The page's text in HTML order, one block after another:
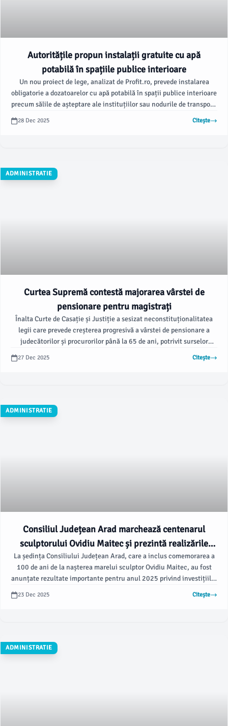
Autoritățile propun instalații gratuite cu apă
potabilă în spațiile publice interioare
Un nou proiect de lege, analizat de Profit.ro, prevede instalarea
obligatorie a dozatoarelor cu apă potabilă în spații publice interioare
precum sălile de așteptare ale instituțiilor sau nodurile de transport.
Măsura vine după ce o inițiativă anterioară de plafonare a prețului
apei îmbuteliate în zone publice a fost respinsă recent de Senat.
28 Dec 2025 Citește
ADMINISTRATIE
Curtea Supremă contestă majorarea vârstei de
pensionare pentru magistrați
Înalta Curte de Casație și Justiție a sesizat neconstituționalitatea
legii care prevede creșterea progresivă a vârstei de pensionare a
judecătorilor și procurorilor până la 65 de ani, potrivit surselor
oficiale. De asemenea, actul normativ limitează pensiile de serviciu
ale magistraților la maximum 70% din salariul net aferent ultimei
27 Dec 2025 Citește
ADMINISTRATIE
Consiliul Județean Arad marchează centenarul
sculptorului Ovidiu Maitec și prezintă realizările
anului 2025
La ședința Consiliului Județean Arad, care a inclus comemorarea a
100 de ani de la nașterea marelui sculptor Ovidiu Maitec, au fost
anunțate rezultate importante pentru anul 2025 privind investițiile,
proiectele europene și modernizarea infrastructurii. De asemenea,
23 Dec 2025 Citește
ADMINISTRATIE